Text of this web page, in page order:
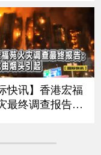
快讯】香港宏福
最终调查报告｜